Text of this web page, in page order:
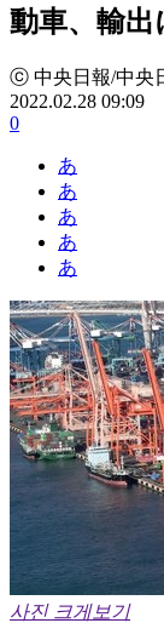
動車、輸出
ⓒ 中央日報/中央
2022.02.28 09:09
0
あ
あ
あ
あ
あ
사진 크게보기